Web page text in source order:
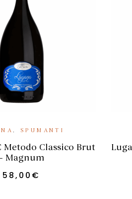
AL CARRELLO
, SPUMANTI
Metodo Classico Brut
Magnum
58,00 €